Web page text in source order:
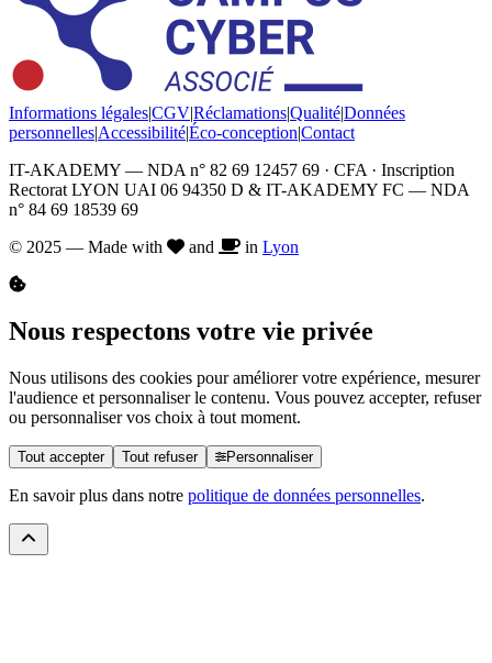
Informations légales|CGV|Réclamations|Qualité|Données
personnelles|Accessibilité|Éco-conception|Contact
IT-AKADEMY — NDA n° 82 69 12457 69 · CFA · Inscription
Rectorat LYON UAI 06 94350 D & IT-AKADEMY FC — NDA
n° 84 69 18539 69
© 2025 — Made with
and in Lyon
Nous respectons votre vie privée
Nous utilisons des cookies pour améliorer votre expérience, mesurer
l'audience et personnaliser le contenu. Vous pouvez accepter, refuser
ou personnaliser vos choix à tout moment.
Tout accepter Tout refuser Personnaliser
En savoir plus dans notre politique de données personnelles.